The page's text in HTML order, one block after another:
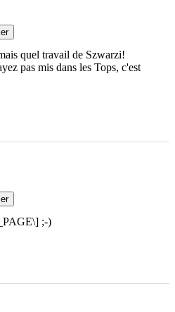
quel travail de Szwarzi!
pas mis dans les Tops, c'est
;-)